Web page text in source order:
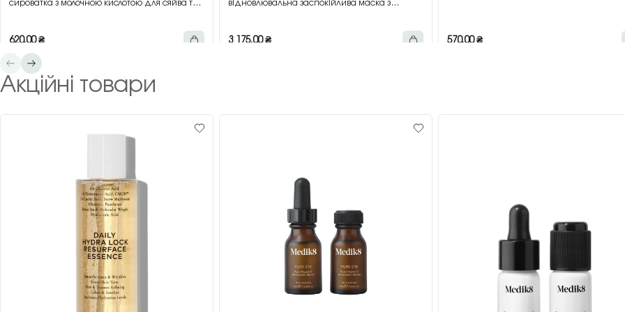
сироватка з молочною кислотою для сяйва та
620,00₴
відновлювальна заспокійлива маска з
3 175,00₴ 570,00₴
Акційні товари